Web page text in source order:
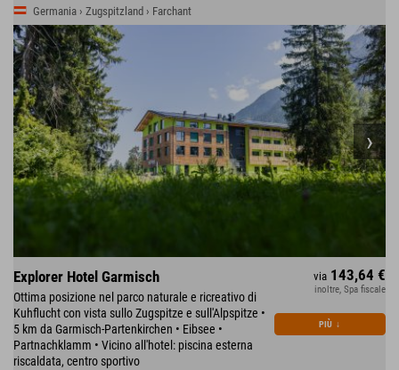
Germania › Zugspitzland › Farchant
Explorer Hotel Garmisch
Ottima posizione nel parco naturale e ricreativo di
Kuhflucht con vista sullo Zugspitze e sull'Alpspitze •
5 km da Garmisch-Partenkirchen • Eibsee •
Partnachklamm • Vicino all'hotel: piscina esterna
riscaldata, centro sportivo
via 143,64 €
inoltre, Spa fiscale
PIÙ ↓